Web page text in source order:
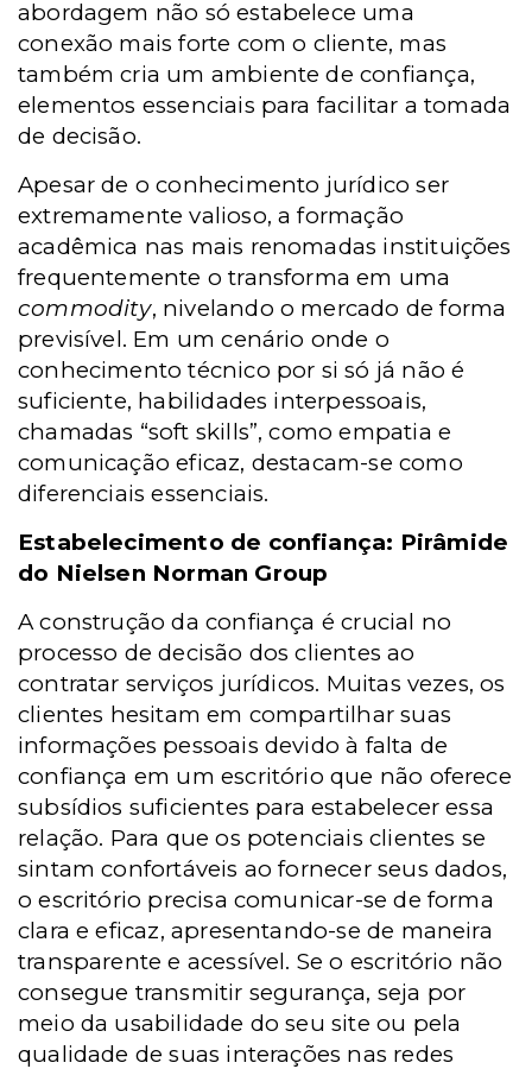
abordagem não só estabelece uma
conexão mais forte com o cliente, mas
também cria um ambiente de confiança,
elementos essenciais para facilitar a tomada
de decisão.
Apesar de o conhecimento jurídico ser
extremamente valioso, a formação
acadêmica nas mais renomadas instituições
frequentemente o transforma em uma
commodity, nivelando o mercado de forma
previsível. Em um cenário onde o
conhecimento técnico por si só já não é
suficiente, habilidades interpessoais,
chamadas “soft skills”, como empatia e
comunicação eficaz, destacam-se como
diferenciais essenciais.
Estabelecimento de confiança: Pirâmide
do Nielsen Norman Group
A construção da confiança é crucial no
processo de decisão dos clientes ao
contratar serviços jurídicos. Muitas vezes, os
clientes hesitam em compartilhar suas
informações pessoais devido à falta de
confiança em um escritório que não oferece
subsídios suficientes para estabelecer essa
relação. Para que os potenciais clientes se
sintam confortáveis ao fornecer seus dados,
o escritório precisa comunicar-se de forma
clara e eficaz, apresentando-se de maneira
transparente e acessível. Se o escritório não
consegue transmitir segurança, seja por
meio da usabilidade do seu site ou pela
qualidade de suas interações nas redes